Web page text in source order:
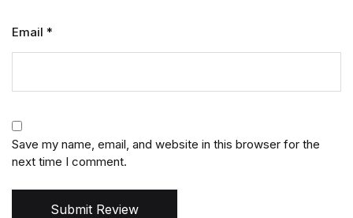
Email *
Save my name, email, and website in this browser for the
next time I comment.
Submit Review